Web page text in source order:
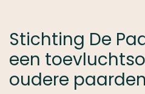
Stichting De
een
oudere paarden